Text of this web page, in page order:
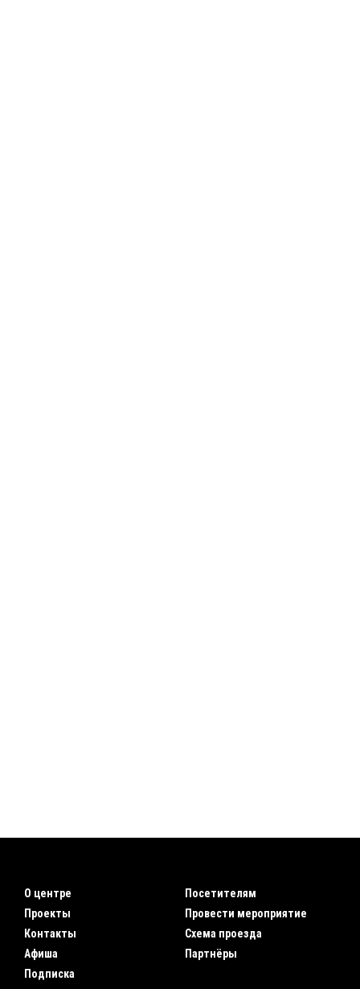
О центре
Проекты
Контакты
Афиша
Подписка
Посетителям
Провести мероприятие
Схема проезда
Партнёры